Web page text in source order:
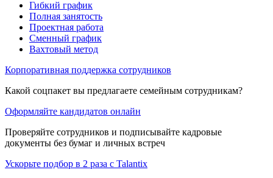
Гибкий график
Полная занятость
Проектная работа
Сменный график
Вахтовый метод
Корпоративная поддержка сотрудников
Какой соцпакет вы предлагаете семейным сотрудникам?
Оформляйте кандидатов онлайн
Проверяйте сотрудников и подписывайте кадровые
документы без бумаг и личных встреч
Ускорьте подбор в 2 раза с Talantix